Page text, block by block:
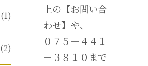
(1)
(2)
上の【お問い合
わせ】や、
０７５－４４１
－３８１０まで